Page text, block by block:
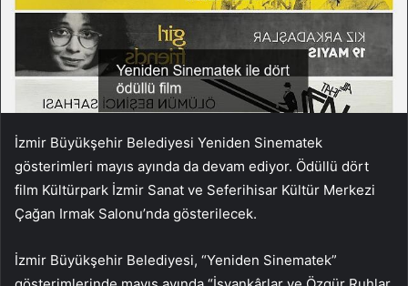
İzmir Büyükşehir Belediyesi Yeniden Sinematek
gösterimleri mayıs ayında da devam ediyor. Ödüllü dört
film Kültürpark İzmir Sanat ve Seferihisar Kültür Merkezi
Çağan Irmak Salonu’nda gösterilecek.
İzmir Büyükşehir Belediyesi, “Yeniden Sinematek”